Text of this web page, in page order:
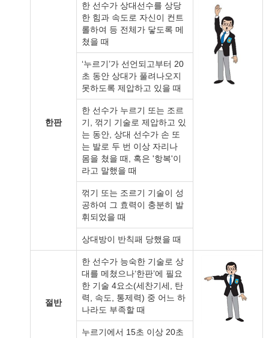
한판
한 선수가 상대선수를 상당
한 힘과 속도로 자신이 컨트
롤하여 등 전체가 닿도록 메
쳤을 때
‘누르기’가 선언되고부터 20
초 동안 상대가 풀려나오지
못하도록 제압하고 있을 때
한 선수가 누르기 또는 조르
기, 꺾기 기술로 제압하고 있
는 동안, 상대 선수가 손 또
는 발로 두 번 이상 자리나
몸을 쳤을 때, 혹은 '항복'이
라고 말했을 때
꺾기 또는 조르기 기술이 성
공하여 그 효력이 충분히 발
휘되었을 때
상대방이 반칙패 당했을 때
절반
한 선수가 능숙한 기술로 상
대를 메쳤으나‘한판’에 필요
한 기술 4요소(세찬기세, 탄
력, 속도, 통제력) 중 어느 하
나라도 부족할 때
누르기에서 15초 이상 20초